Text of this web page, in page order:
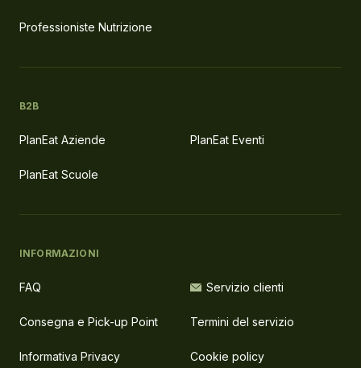
Professioniste Nutrizione
B2B
PlanEat Aziende PlanEat Eventi
PlanEat Scuole
INFORMAZIONI
FAQ Servizio clienti
Consegna e Pick-up Point Termini del servizio
Informativa Privacy Cookie policy